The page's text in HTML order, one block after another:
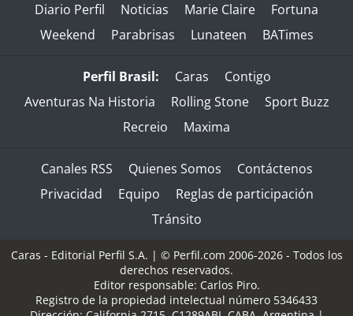
Diario Perfil Noticias Marie Claire
Fortuna
Weekend
Parabrisas Lunateen BATimes
Perfil Brasil: Caras
Contigo
Aventuras Na Historia
Rolling Stone
Sport Buzz
Recreio
Maxima
Canales RSS Quienes Somos
Contáctenos
Privacidad
Equipo
Reglas de participación
Tránsito
Caras - Editorial Perfil S.A. | © Perfil.com 2006-2026 - Todos los
derechos reservados.
Editor responsable: Carlos Piro.
Registro de la propiedad intelectual número 5346433